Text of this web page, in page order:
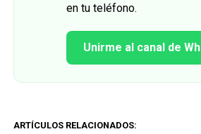
en tu teléfono.
Unirme al canal de
ARTÍCULOS RELACIONADOS: